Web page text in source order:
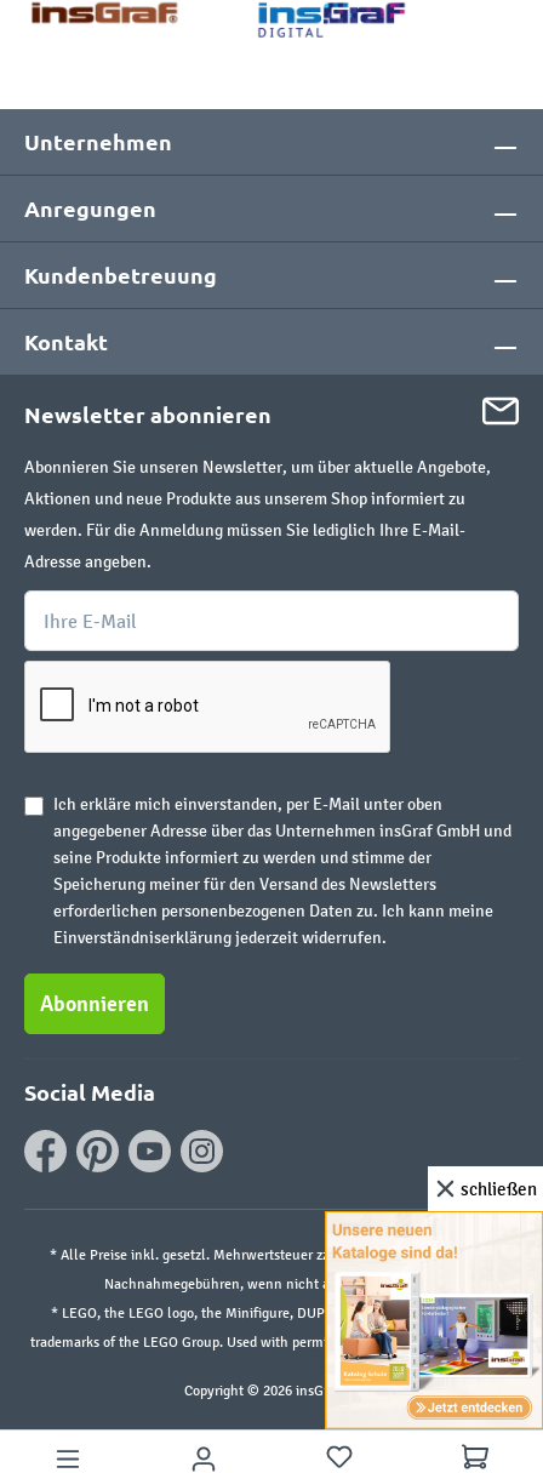
Unternehmen
Anregungen
Kundenbetreuung
Kontakt
Newsletter abonnieren
Abonnieren Sie unseren Newsletter, um über aktuelle Angebote,
Aktionen und neue Produkte aus unserem Shop informiert zu
werden. Für die Anmeldung müssen Sie lediglich Ihre E-Mail-
Adresse angeben.
Ich erkläre mich einverstanden, per E-Mail unter oben
angegebener Adresse über das Unternehmen insGraf GmbH und
seine Produkte informiert zu werden und stimme der
Speicherung meiner für den Versand des Newsletters
erforderlichen personenbezogenen Daten zu. Ich kann meine
Einverständniserklärung jederzeit widerrufen.
Abonnieren
Social Media
* Alle Preise inkl. gesetzl. Mehrwertsteuer zzgl.Versandkostenund ggf.
Nachnahmegebühren, wenn nicht anders angegeben.
* LEGO, the LEGO logo, the Minifigure, DUPLO, and the SPIKE logo are
trademarks of the LEGO Group. Used with permission. ©2026 The LEGO Group
Copyright © 2026 insGraf.de
schließen